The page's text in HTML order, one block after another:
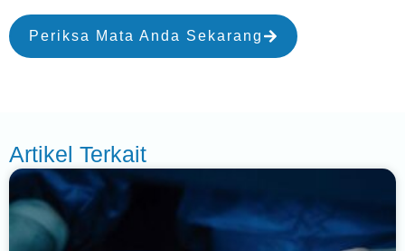
Periksa Mata Anda Sekarang
Artikel Terkait